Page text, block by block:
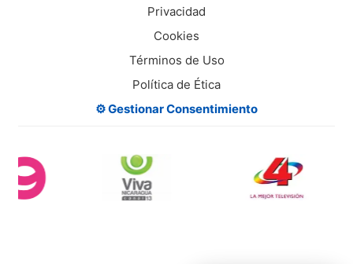
Privacidad
Cookies
Términos de Uso
Política de Ética
⚙️ Gestionar Consentimiento